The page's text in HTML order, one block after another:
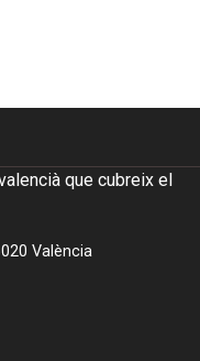
que cubreix el
València